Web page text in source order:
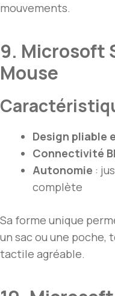
mouvements.
9. Microsoft
Mouse
Design pliable
Connectivité
Autonomie :
complète
Sa forme unique
un sac ou une
tactile agréable.